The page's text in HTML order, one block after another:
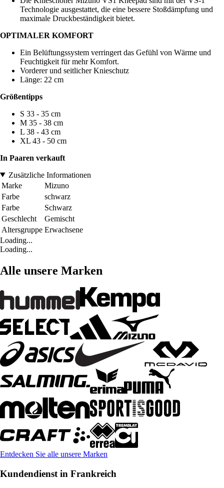
Technologie ausgestattet, die eine bessere Stoßdämpfung und
maximale Druckbeständigkeit bietet.
OPTIMALER KOMFORT
Ein Belüftungssystem verringert das Gefühl von Wärme und
Feuchtigkeit für mehr Komfort.
Vorderer und seitlicher Knieschutz
Länge: 22 cm
Größentipps
S 33 - 35 cm
M 35 - 38 cm
L 38 - 43 cm
XL 43 - 50 cm
In Paaren verkauft
Zusätzliche Informationen
Marke
Mizuno
Farbe
schwarz
Farbe
Schwarz
Geschlecht
Gemischt
Altersgruppe Erwachsene
Loading...
Loading...
Alle unsere Marken
Entdecken Sie alle unsere Marken
Kundendienst in Frankreich